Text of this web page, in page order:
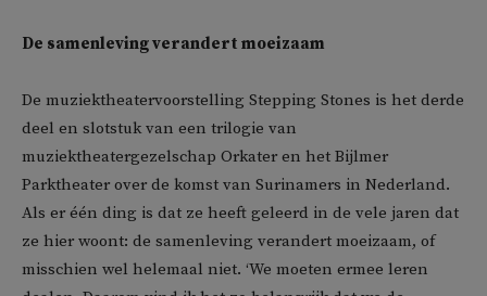
De samenleving verandert moeizaam
De muziektheatervoorstelling Stepping Stones is het derde
deel en slotstuk van een trilogie van
muziektheatergezelschap Orkater en het Bijlmer
Parktheater over de komst van Surinamers in Nederland.
Als er één ding is dat ze heeft geleerd in de vele jaren dat
ze hier woont: de samenleving verandert moeizaam, of
misschien wel helemaal niet. ‘We moeten ermee leren